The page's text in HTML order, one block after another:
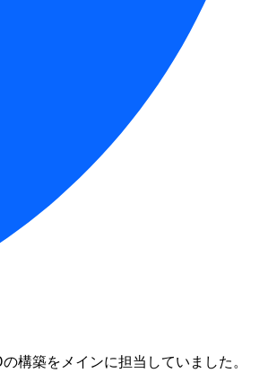
構築をメインに担当していました。